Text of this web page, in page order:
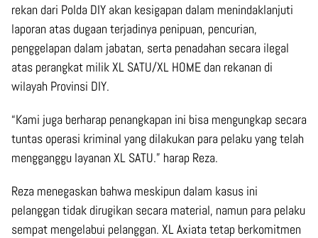
rekan dari Polda DIY akan kesigapan dalam menindaklanjuti
laporan atas dugaan terjadinya penipuan, pencurian,
penggelapan dalam jabatan, serta penadahan secara ilegal
atas perangkat milik XL SATU/XL HOME dan rekanan di
wilayah Provinsi DIY.
“Kami juga berharap penangkapan ini bisa mengungkap secara
tuntas operasi kriminal yang dilakukan para pelaku yang telah
mengganggu layanan XL SATU.” harap Reza.
Reza menegaskan bahwa meskipun dalam kasus ini
pelanggan tidak dirugikan secara material, namun para pelaku
sempat mengelabui pelanggan. XL Axiata tetap berkomitmen